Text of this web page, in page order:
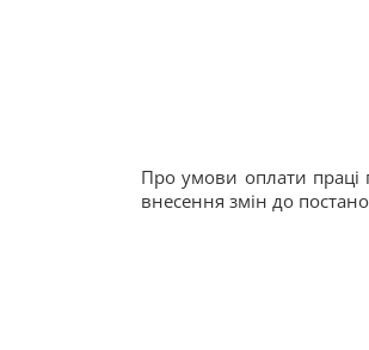
Про умови оплати праці
внесення змін до